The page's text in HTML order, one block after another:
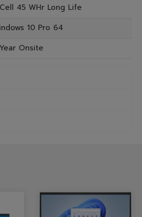
45 WHr Long Life
10 Pro 64
Onsite